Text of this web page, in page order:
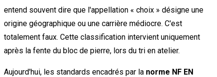
entend souvent dire que l'appellation « choix » désigne une
origine géographique ou une carrière médiocre. C'est
totalement faux. Cette classification intervient uniquement
après la fente du bloc de pierre, lors du tri en atelier.
Aujourd'hui, les standards encadrés par la norme NF EN